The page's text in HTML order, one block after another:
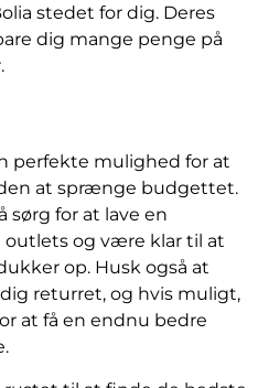
stedet for dig. Deres
dig mange penge på
perfekte mulighed for at
at sprænge budgettet.
sørg for at lave en
outlets og være klar til at
op. Husk også at
returret, og hvis muligt,
at få en endnu bedre